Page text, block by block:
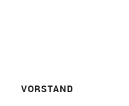
VORSTAND